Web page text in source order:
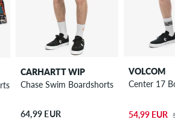
CARHARTT WIP
Chase Swim Boardshorts
64,99 EUR
VOLCOM
Center 17
54,99 EUR